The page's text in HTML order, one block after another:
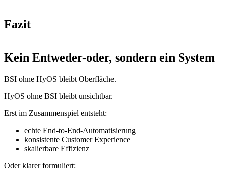
Fazit
Kein Entweder-oder, sondern ein System
BSI ohne HyOS bleibt Oberfläche.
HyOS ohne BSI bleibt unsichtbar.
Erst im Zusammenspiel entsteht:
echte End-to-End-Automatisierung
konsistente Customer Experience
skalierbare Effizienz
Oder klarer formuliert: